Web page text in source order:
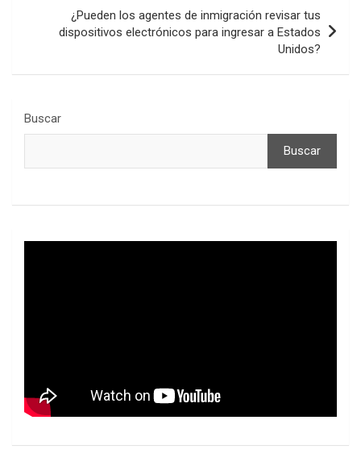
¿Pueden los agentes de inmigración revisar tus
dispositivos electrónicos para ingresar a Estados
Unidos?
Buscar
Buscar